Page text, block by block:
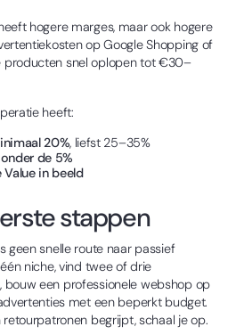
hogere marges, maar ook hogere
op Google Shopping of
producten snel oplopen tot €30–
heeft:
20%, liefst 25–35%
de 5%
in beeld
stappen
geen snelle route naar passief
niche, vind twee of drie
bouw een professionele webshop op
met een beperkt budget.
retourpatronen begrijpt, schaal je op.